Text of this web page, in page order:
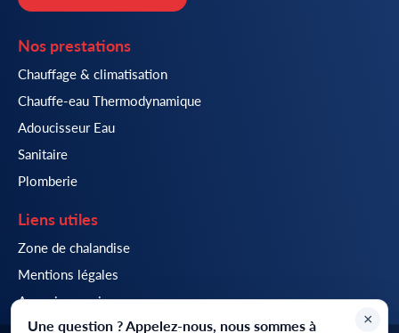
Nos prestations
Chauffage & climatisation
Chauffe-eau Thermodynamique
Adoucisseur Eau
Sanitaire
Plomberie
Liens utiles
Zone de chalandise
Mentions légales
Annuaire services
×
Une question ? Appelez-nous, nous sommes à